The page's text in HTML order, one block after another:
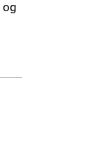
og